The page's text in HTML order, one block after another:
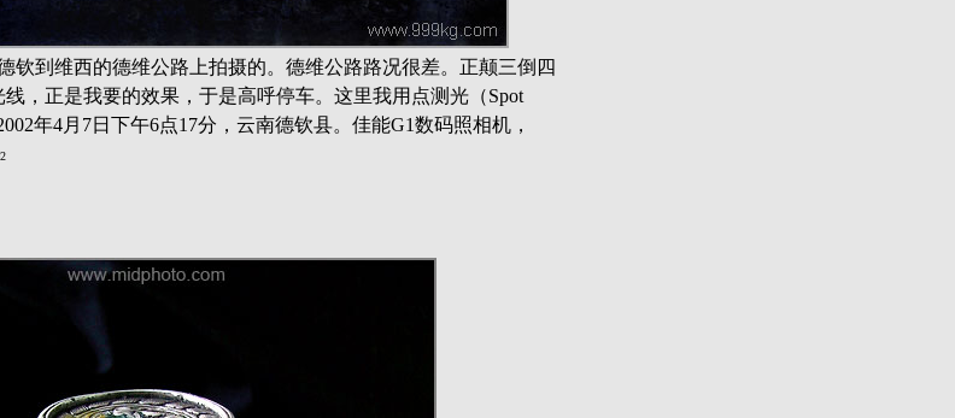
钦到维西的德维公路上拍摄的。德维公路路况很差。正颠三倒四
，正是我要的效果，于是高呼停车。这里我用点测光（Spot
年4月7日下午6点17分，云南德钦县。佳能G1数码照相机，